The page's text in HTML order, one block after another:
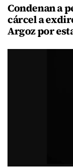
Condenan a
cárcel a
Argoz por